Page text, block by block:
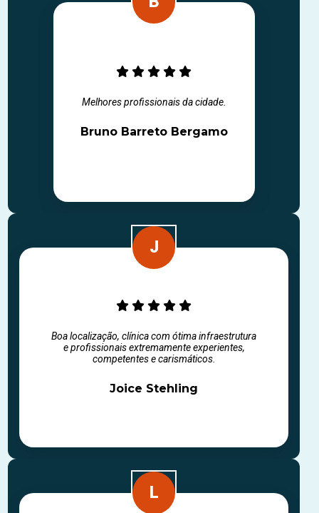
Melhores profissionais da cidade.
Bruno Barreto Bergamo
Boa localização, clínica com ótima infraestrutura
e profissionais extremamente experientes,
competentes e carismáticos.
Joice Stehling